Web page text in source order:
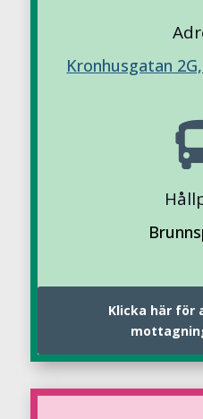
Kronhusgatan
Klicka här för